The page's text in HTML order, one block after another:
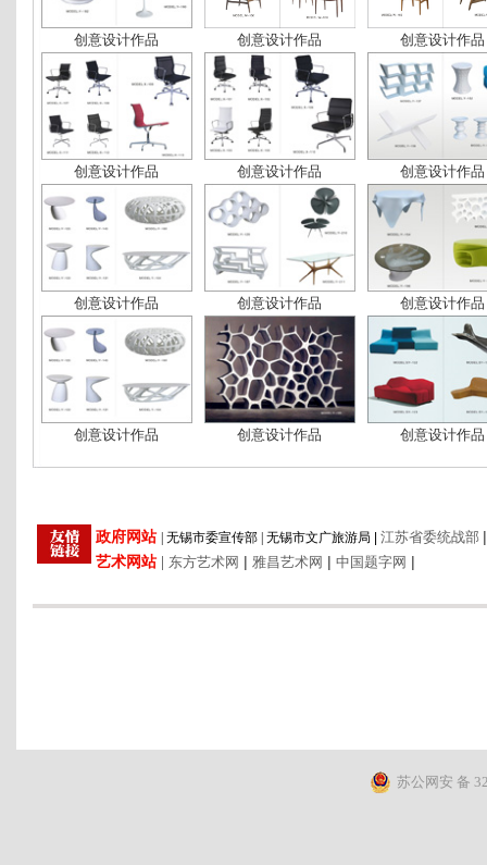
创意设计作品 创意设计作品 创意设计作品
创意设计作品 创意设计作品 创意设计作品
创意设计作品 创意设计作品 创意设计作品
创意设计作品 创意设计作品 创意设计作品
政府网站 无锡市委宣传部 无锡市文广旅游局 江苏省委统战部 |
艺术网站
东方艺术网 | 雅昌艺术网 | 中国题字网 |
苏公网安 备